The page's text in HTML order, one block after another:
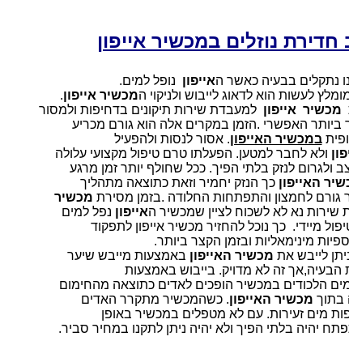
נוזלים במכשיר אייפון
נתקלים בבעיה כאשר האייפון נופל למים.
לעשות הוא לדאוג לייבוש ולניקוי המכשיר אייפון.
מכשיר אייפון למעבדת שירות תיקונים בדחיפות ולמסור
ביותר האפשרי .הזמן במקרים אלה הוא גורם מכריע
במכשיר האייפון. אסור לנסות ולהפעיל
ולא לחבר למטען. הפעלתו טרם טיפול מקצועי עלולה
לנזק בלתי הפיך. ככל שחולף יותר זמן מרגע
האייפון כך הנזק יחמיר וזאת כתוצאה מתהליך
גורם לחמצון והתפתחות החלודה .בזמן מסירת מכשיר
שירות נא לא לשכוח לציין שמכשיר האייפון נפל למים
מיידי. כך נוכל להחזיר מכשיר אייפון לתפקוד
מינימאליות ובזמן הקצר ביותר.
לייבש את מכשיר האייפון באמצעות מייבש שיער
הבעיה,אך זה לא מדויק. בייבוש באמצעות
הלכודים במכשיר הופכים לאדים כתוצאה מהחימום
בתוך מכשיר האייפון. כשהמכשיר מתקרר האדים
מים זעירות. עם לא מטפלים במכשיר באופן
יהיה בלתי הפיך ולא יהיה ניתן לתקנו במחיר סביר.